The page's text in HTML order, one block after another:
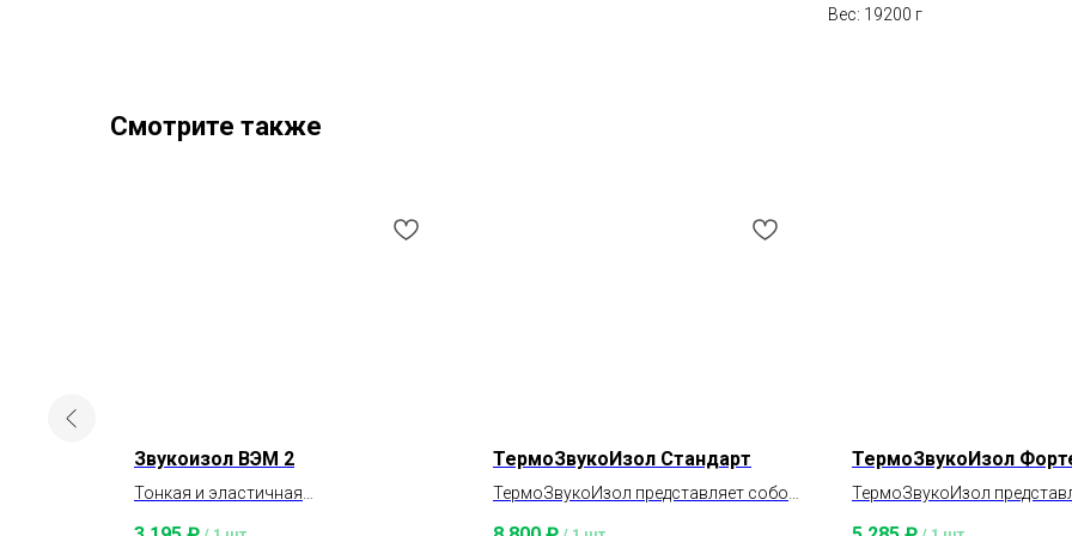
Вес: 19200 г
Смотрите также
Звукоизол ВЭМ 2
Тонкая и эластичная
ТермоЗвукоИзол Стандарт
ТермоЗвукоИзол представляет собой
ТермоЗвукоИзол
ТермоЗвукоИзол